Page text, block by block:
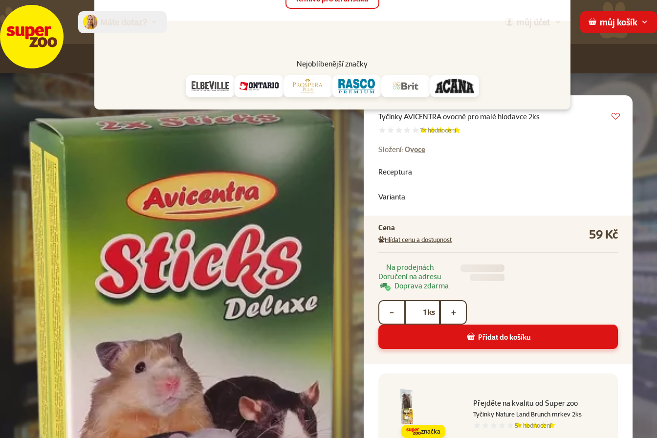
můj účet můj košík
Nejoblíbenější značky
Prodejny Služby
Tyčinky AVICENTRA ovocné pro malé hlodavce 2ks
Hodnocení 97%, počet hodnocení:
7×hodnocení
Složení:Ovoce
Receptura
Varianta
Cena
Hlídat cenu a dostupnost 59 Kč
Na prodejnách
Doručení na adresu
Doprava zdarma
ks
− +
Přidat do košíku
Přejděte na kvalitu od Super zoo
Tyčinky Nature Land Brunch mrkev 2ks
značka Hodnocení 97%, počet hodnocení: 5
5× hodnocení